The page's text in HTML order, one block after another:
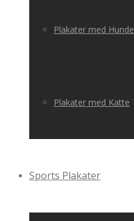
Plakater med Hunde
Plakater med Katte
Sports Plakater